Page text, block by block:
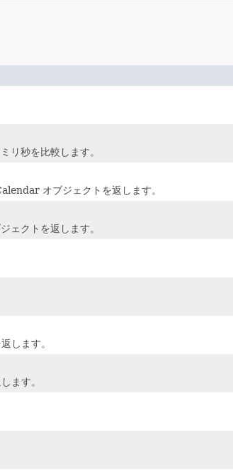
リ秒を比較します。
オブジェクトを返します。
ェクトを返します。
します。
ます。